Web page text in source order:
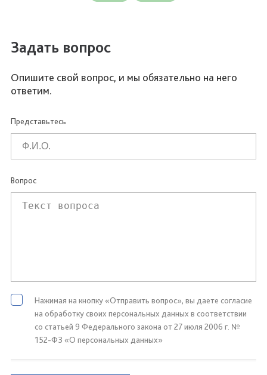
Задать вопрос
Опишите свой вопрос, и мы обязательно на него
ответим.
Представьтесь
Вопрос
Нажимая на кнопку «Отправить вопрос», вы даете согласие
на обработку своих персональных данных в соответствии
со статьей 9 Федерального закона от 27 июля 2006 г. №
152-ФЗ «О персональных данных»